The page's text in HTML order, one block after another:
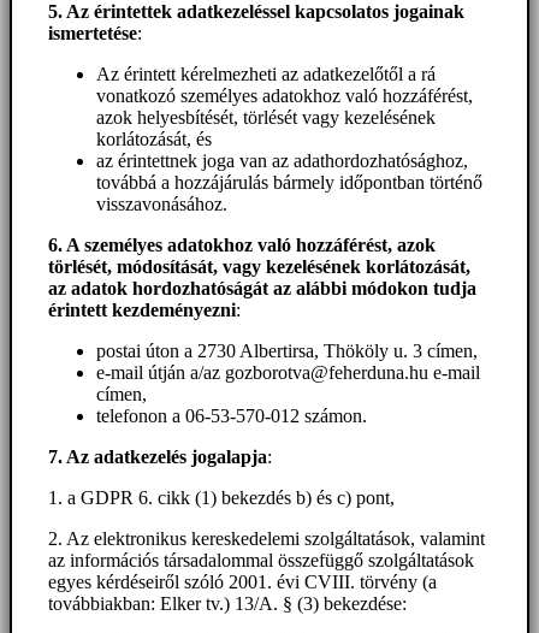
5. Az érintettek adatkezeléssel kapcsolatos jogainak
ismertetése:
Az érintett kérelmezheti az adatkezelőtől a rá
vonatkozó személyes adatokhoz való hozzáférést,
azok helyesbítését, törlését vagy kezelésének
korlátozását, és
az érintettnek joga van az adathordozhatósághoz,
továbbá a hozzájárulás bármely időpontban történő
visszavonásához.
6. A személyes adatokhoz való hozzáférést, azok
törlését, módosítását, vagy kezelésének korlátozását,
az adatok hordozhatóságát az alábbi módokon tudja
érintett kezdeményezni:
postai úton a 2730 Albertirsa, Thököly u. 3 címen,
e-mail útján a/az gozborotva@feherduna.hu e-mail
címen,
telefonon a 06-53-570-012 számon.
7. Az adatkezelés jogalapja:
1. a GDPR 6. cikk (1) bekezdés b) és c) pont,
2. Az elektronikus kereskedelemi szolgáltatások, valamint
az információs társadalommal összefüggő szolgáltatások
egyes kérdéseiről szóló 2001. évi CVIII. törvény (a
továbbiakban: Elker tv.) 13/A. § (3) bekezdése: